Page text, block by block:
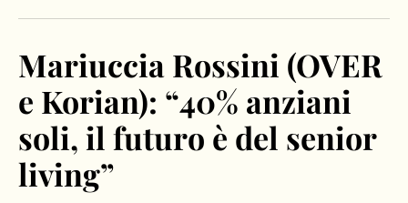
Mariuccia Rossini (OVER
e Korian): “40% anziani
soli, il futuro è del senior
living”